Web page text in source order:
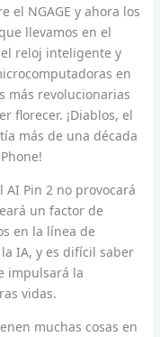
el NGAGE y ahora los
llevamos en el
reloj inteligente y
en
más revolucionarias
florecer. ¡Diablos, el
más de una década
Pin 2 no provocará
un factor de
en la línea de
IA, y es difícil saber
impulsará la
vidas.
muchas cosas en